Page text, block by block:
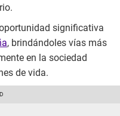
significativa
, brindándoles vías más
en la sociedad
de vida.